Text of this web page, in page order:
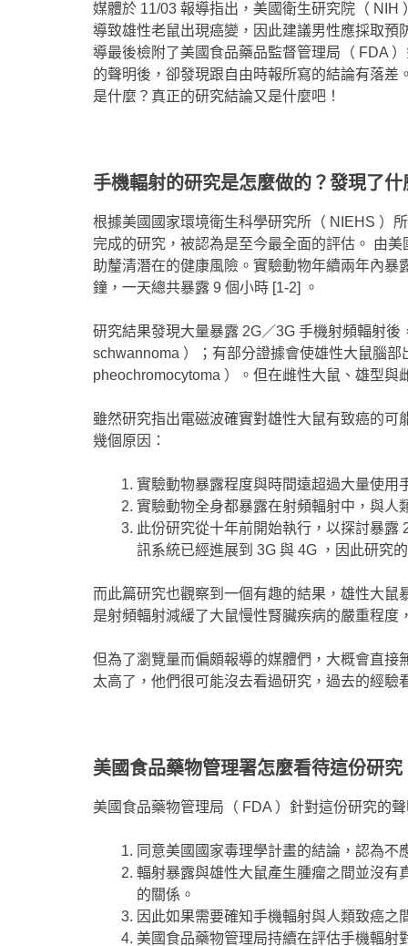
媒體於 11/03 報導指出，美國衛生研究院（
導致雄性老鼠出現癌變，因此建議男性應採取
導最後檢附了美國食品藥品監督管理局（ FDA
的聲明後，卻發現跟自由時報所寫的結論有落
是什麼？真正的研究結論又是什麼吧！
手機輻射的研究是怎麼做的？發現了什
根據美國國家環境衛生科學研究所（ NIEHS ）
完成的研究，被認為是至今最全面的評估。 由
助釐清潛在的健康風險。實驗動物年續兩年內
鐘，一天總共暴露 9 個小時 [1-2] 。
研究結果發現大量暴露 2G／3G 手機射頻輻射
schwannoma ）；有部分證據會使雄性大鼠腦
pheochromocytoma ）。但在雌性大鼠、雄型與
雖然研究指出電磁波確實對雄性大鼠有致癌的可
幾個原因：
實驗動物暴露程度與時間遠超過大量使用
實驗動物全身都暴露在射頻輻射中，與人
此份研究從十年前開始執行，以探討暴露
訊系統已經進展到 3G 與 4G ，因此研究
而此篇研究也觀察到一個有趣的結果，雄性大鼠
是射頻輻射減緩了大鼠慢性腎臟疾病的嚴重程度
但為了瀏覽量而偏頗報導的媒體們，大概會直
太高了，他們很可能沒去看過研究，過去的經
美國食品藥物管理署怎麼看待這份研究
美國食品藥物管理局（ FDA ）針對這份研究的
同意美國國家毒理學計畫的結論，認為
輻射暴露與雄性大鼠產生腫瘤之間並沒有
的關係。
因此如果需要確知手機輻射與人類致癌
美國食品藥物管理局持續在評估手機輻